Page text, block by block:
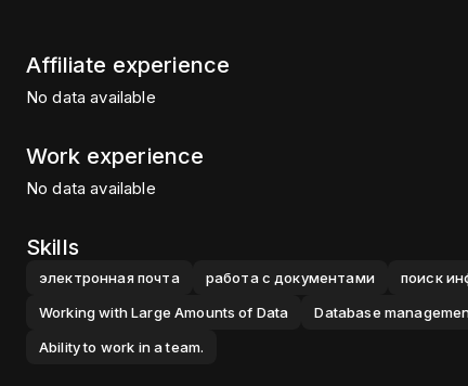
Affiliate experience
No data available
Work experience
No data available
Skills
электронная почта работа с документами поиск
Working with Large Amounts of Data
Database
Ability to work in a team.